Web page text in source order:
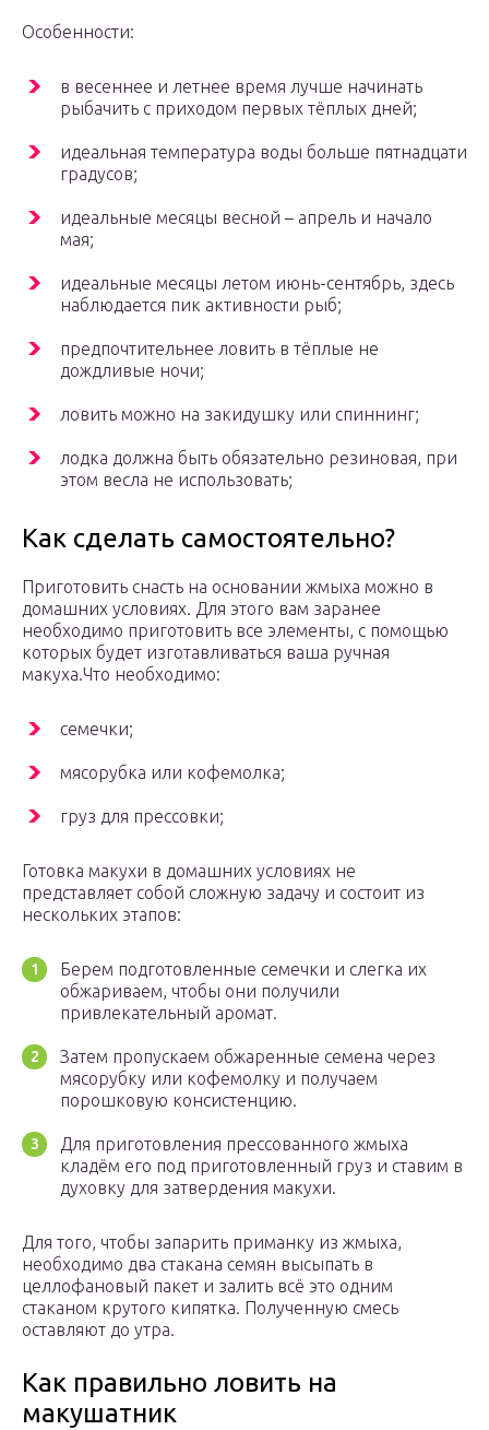
Особенности:
в весеннее и летнее время лучше начинать
рыбачить с приходом первых тёплых дней;
идеальная температура воды больше пятнадцати
градусов;
идеальные месяцы весной – апрель и начало
мая;
идеальные месяцы летом июнь-сентябрь, здесь
наблюдается пик активности рыб;
предпочтительнее ловить в тёплые не
дождливые ночи;
ловить можно на закидушку или спиннинг;
лодка должна быть обязательно резиновая, при
этом весла не использовать;
Как сделать самостоятельно?
Приготовить снасть на основании жмыха можно в
домашних условиях. Для этого вам заранее
необходимо приготовить все элементы, с помощью
которых будет изготавливаться ваша ручная
макуха.Что необходимо:
семечки;
мясорубка или кофемолка;
груз для прессовки;
Готовка макухи в домашних условиях не
представляет собой сложную задачу и состоит из
нескольких этапов:
Берем подготовленные семечки и слегка их
обжариваем, чтобы они получили
привлекательный аромат.
Затем пропускаем обжаренные семена через
мясорубку или кофемолку и получаем
порошковую консистенцию.
Для приготовления прессованного жмыха
кладём его под приготовленный груз и ставим в
духовку для затвердения макухи.
Для того, чтобы запарить приманку из жмыха,
необходимо два стакана семян высыпать в
целлофановый пакет и залить всё это одним
стаканом крутого кипятка. Полученную смесь
оставляют до утра.
Как правильно ловить на
макушатник